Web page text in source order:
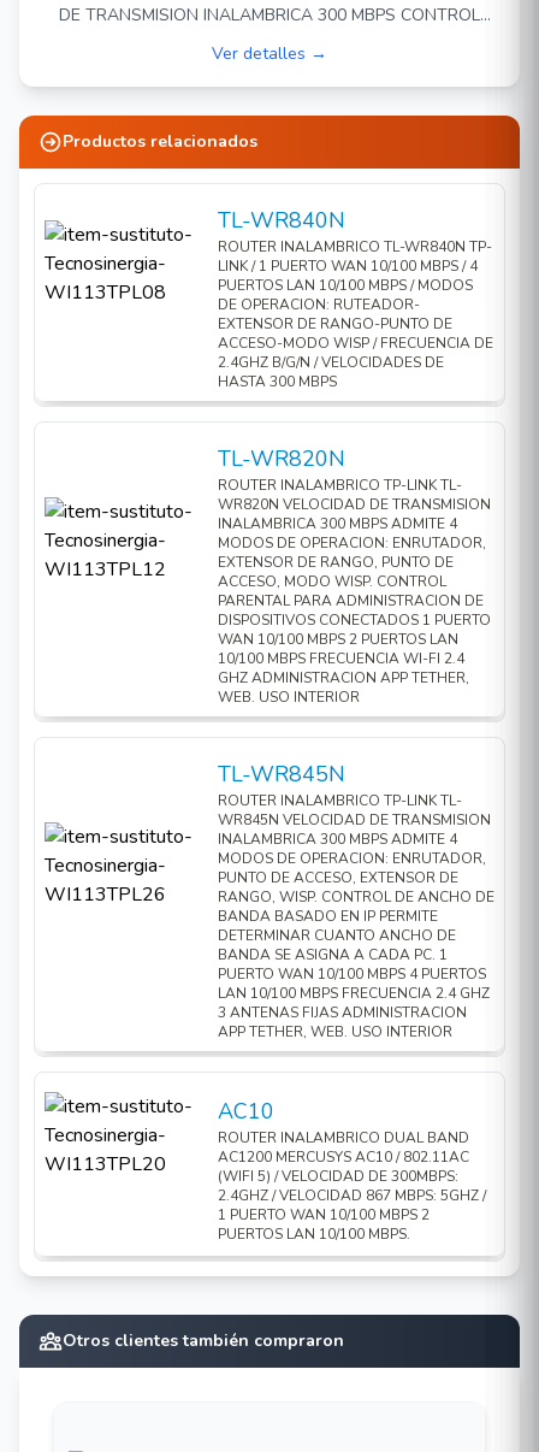
entregar fuertes señales de Wi-Fi a cada
rincón de su hogar
Multimodo: cuatro modos en un dispositivo
aplicación
Fácil instalación: la página web intuitiva lo guía a
través del proceso de configuración en minutos
Controles parentales activos: establezca
políticas de acceso adecuadas para proteger a
los niños con un acceso a Internet responsable
Compatible con IPTV e IPv6
DE TRANSMISION INALAMBRICA 300 MBPS CONTROL
INTERNET LOS DISPOSITIVOS CLIENTES 1 PUERTO WAN
10/100 MBPS 4 PUERTOS LAN 10/100 MBPS FRECUENCIA
2.4 GHZ 2 ANTENAS FIJAS ADMINISTRACION WEB, USO
INTERIOR.
Ver detalles →
Productos relacionados
TL-WR840N
ROUTER INALAMBRICO TL-WR840N TP-
LINK / 1 PUERTO WAN 10/100 MBPS / 4
PUERTOS LAN 10/100 MBPS / MODOS
DE OPERACION: RUTEADOR-
EXTENSOR DE RANGO-PUNTO DE
ACCESO-MODO WISP / FRECUENCIA DE
2.4GHZ B/G/N / VELOCIDADES DE
HASTA 300 MBPS
TL-WR820N
ROUTER INALAMBRICO TP-LINK TL-
WR820N VELOCIDAD DE TRANSMISION
INALAMBRICA 300 MBPS ADMITE 4
MODOS DE OPERACION: ENRUTADOR,
EXTENSOR DE RANGO, PUNTO DE
ACCESO, MODO WISP. CONTROL
PARENTAL PARA ADMINISTRACION DE
DISPOSITIVOS CONECTADOS 1 PUERTO
WAN 10/100 MBPS 2 PUERTOS LAN
10/100 MBPS FRECUENCIA WI-FI 2.4
GHZ ADMINISTRACION APP TETHER,
WEB. USO INTERIOR
TL-WR845N
ROUTER INALAMBRICO TP-LINK TL-
WR845N VELOCIDAD DE TRANSMISION
INALAMBRICA 300 MBPS ADMITE 4
MODOS DE OPERACION: ENRUTADOR,
PUNTO DE ACCESO, EXTENSOR DE
RANGO, WISP. CONTROL DE ANCHO DE
BANDA BASADO EN IP PERMITE
DETERMINAR CUANTO ANCHO DE
BANDA SE ASIGNA A CADA PC. 1
PUERTO WAN 10/100 MBPS 4 PUERTOS
LAN 10/100 MBPS FRECUENCIA 2.4 GHZ
3 ANTENAS FIJAS ADMINISTRACION
APP TETHER, WEB. USO INTERIOR
AC10
ROUTER INALAMBRICO DUAL BAND
AC1200 MERCUSYS AC10 / 802.11AC
(WIFI 5) / VELOCIDAD DE 300MBPS:
2.4GHZ / VELOCIDAD 867 MBPS: 5GHZ /
1 PUERTO WAN 10/100 MBPS 2
PUERTOS LAN 10/100 MBPS.
Otros clientes también compraron